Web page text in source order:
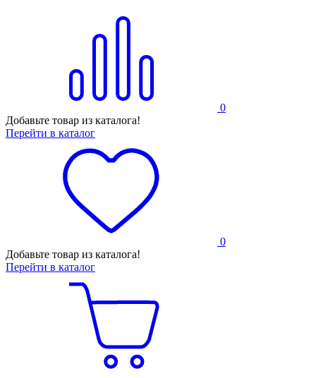
0
Добавьте товар из каталога!
Перейти в каталог
0
Добавьте товар из каталога!
Перейти в каталог